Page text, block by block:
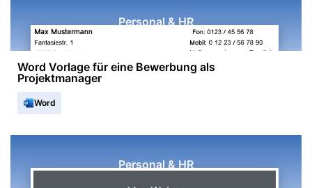
Personal & HR
Word Vorlage für eine Bewerbung als
Projektmanager
Word
Personal & HR